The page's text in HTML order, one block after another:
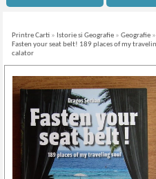
Printre Carti » Istorie si Geografie »Geografie
Fasten your seat belt! 189 places of my
calator